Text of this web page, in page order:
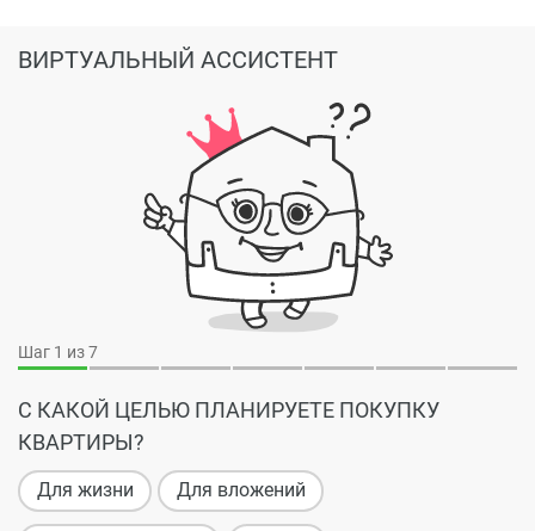
Шаг 1 из 7
С КАКОЙ ЦЕЛЬЮ ПЛАНИРУЕТЕ ПОКУПКУ
КВАРТИРЫ?
Для жизни Для вложений
ВИРТУАЛЬНЫЙ АССИСТЕНТ